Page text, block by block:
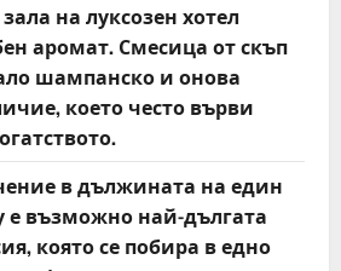
на луксозен хотел
аромат. Смесица от скъп
шампанско и онова
което често върви
в дължината на един
е възможно най-дългата
която се побира в едно